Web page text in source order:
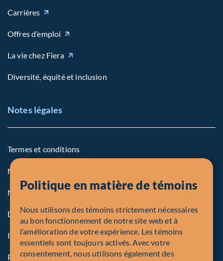
Carrières
Offres d’emploi
La vie chez Fiera
Diversité, équité et inclusion
Notes légales
Termes et conditions
Notre politique sur les témoins
Note légale aux personnes des États-Unis
Dénonciation
Inscriptions et autorités
Procédure de plainte en bref
Politique en matière de témoins
Nous utilisons des témoins strictement nécessaires
au bon fonctionnement de notre site web et à
l’amélioration de votre expérience. Les témoins
essentiels sont toujours activés. Avec votre
consentement, nous utilisons également des